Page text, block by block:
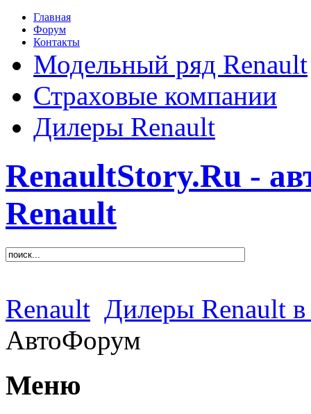
Главная
Форум
Контакты
Модельный ряд Renault
Страховые компании
Дилеры Renault
RenaultStory.Ru -
Renault
Renault Дилеры Renault в
АвтоФорум
Меню